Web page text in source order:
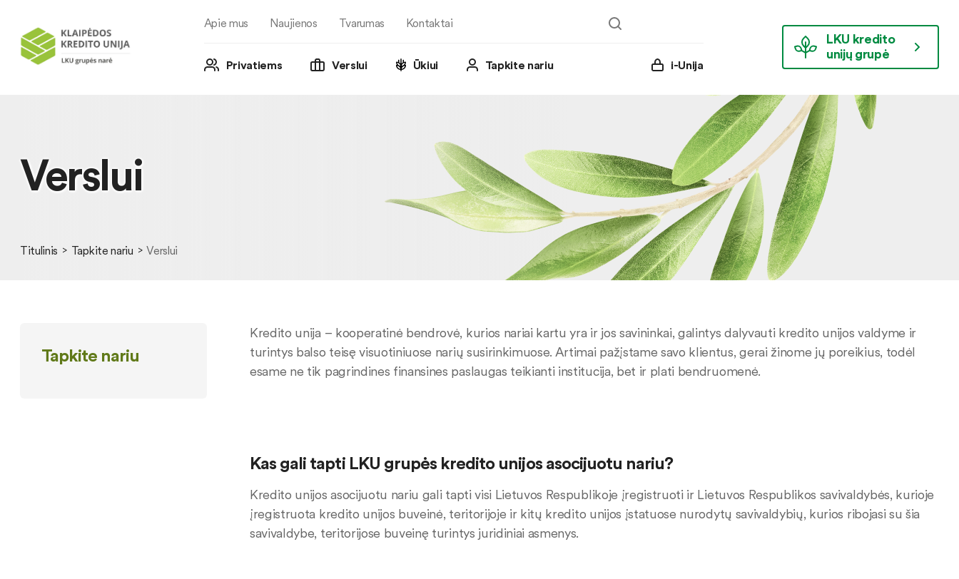
Apie mus Naujienos Tvarumas Kontaktai
Privatiems Verslui Ūkiui Tapkite nariu i-Unija
LKU kredito
unijų grupė
Verslui
Titulinis Tapkite nariu Verslui
Tapkite nariu
Kredito unija – kooperatinė bendrovė, kurios nariai kartu yra ir jos savininkai, galintys dalyvauti kredito unijos valdyme ir
turintys balso teisę visuotiniuose narių susirinkimuose. Artimai pažįstame savo klientus, gerai žinome jų poreikius, todėl
esame ne tik pagrindines finansines paslaugas teikianti institucija, bet ir plati bendruomenė.
Kas gali tapti LKU grupės kredito unijos asocijuotu nariu?
Kredito unijos asocijuotu nariu gali tapti visi Lietuvos Respublikoje įregistruoti ir Lietuvos Respublikos savivaldybės, kurioje
įregistruota kredito unijos buveinė, teritorijoje ir kitų kredito unijos įstatuose nurodytų savivaldybių, kurios ribojasi su šia
savivaldybe, teritorijose buveinę turintys juridiniai asmenys.